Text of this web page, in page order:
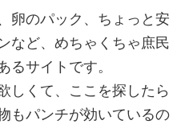
卵のパック、ちょっと安
など、めちゃくちゃ庶民
るサイトです。
しくて、ここを探したら
もパンチが効いているの